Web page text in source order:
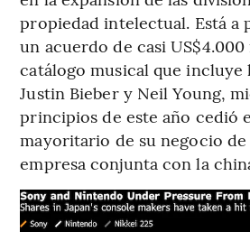
propiedad intelectual. Está a
un acuerdo de casi
catálogo musical que incluye
Justin Bieber y Neil Young,
principios de este año cedió
mayoritario de su negocio
empresa conjunta con la